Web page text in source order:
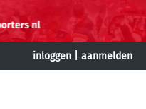
inloggen aanmelden